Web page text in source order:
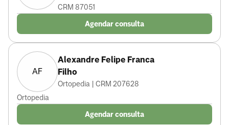
CRM 87051
Agendar consulta
AF
Alexandre Felipe Franca
Filho
Ortopedia | CRM 207628
Ortopedia
Agendar consulta